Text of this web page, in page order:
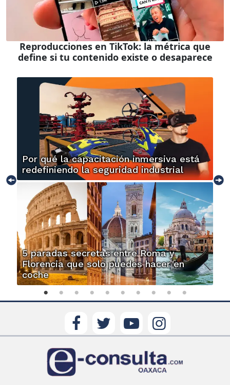
Reproducciones en TikTok: la métrica que
define si tu contenido existe o desaparece
Por qué la capacitación inmersiva está
redefiniendo la seguridad industrial
5 paradas secretas entre Roma y
Florencia que solo puedes hacer en
coche